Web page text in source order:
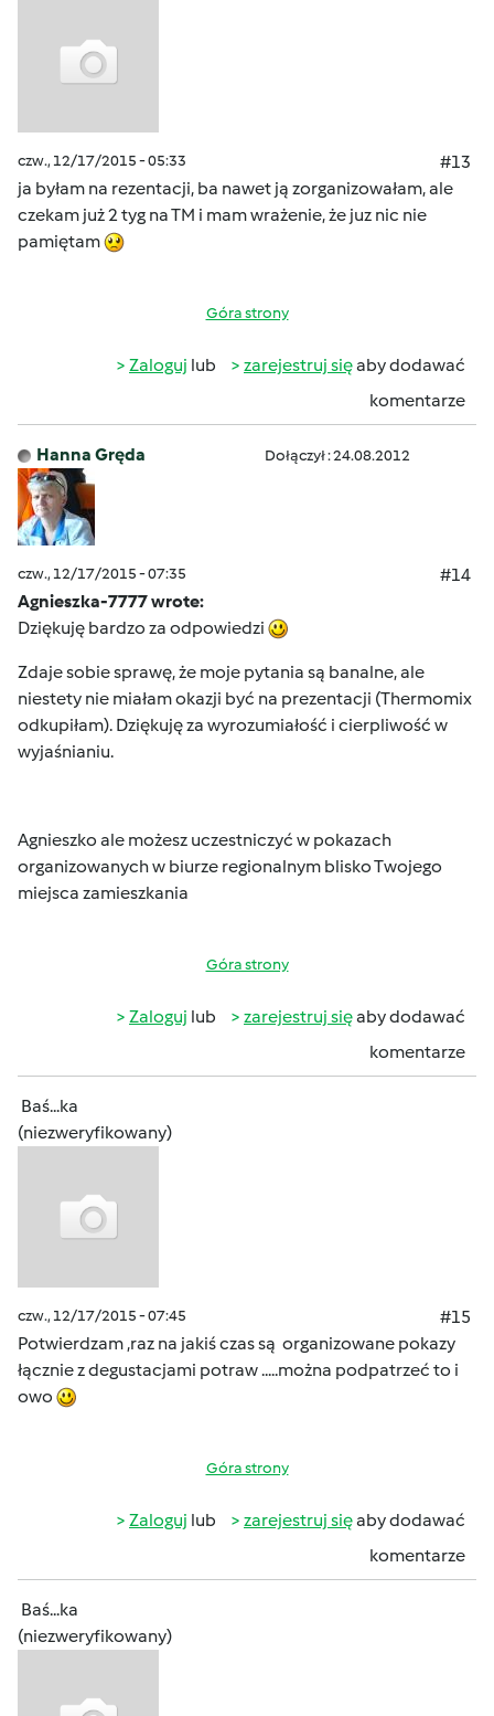
czw., 12/17/2015 - 05:33
#13
ja byłam na rezentacji, ba nawet ją zorganizowałam, ale
czekam już 2 tyg na TM i mam wrażenie, że juz nic nie
pamiętam
Góra strony
Zaloguj lub zarejestruj sięaby dodawać
komentarze
Hanna Gręda Dołączył : 24.08.2012
czw., 12/17/2015 - 07:35
#14
Agnieszka-7777 wrote:
Dziękuję bardzo za odpowiedzi
Zdaje sobie sprawę, że moje pytania są banalne, ale
niestety nie miałam okazji być na prezentacji (Thermomix
odkupiłam). Dziękuję za wyrozumiałość i cierpliwość w
wyjaśnianiu.
Agnieszko ale możesz uczestniczyć w pokazach
organizowanych w biurze regionalnym blisko Twojego
miejsca zamieszkania
Góra strony
Zaloguj lub zarejestruj sięaby dodawać
komentarze
Baś...ka
(niezweryfikowany)
czw., 12/17/2015 - 07:45
#15
Potwierdzam ,raz na jakiś czas są organizowane pokazy
łącznie z degustacjami potraw .....można podpatrzeć to i
owo
Góra strony
Zaloguj lub zarejestruj sięaby dodawać
komentarze
Baś...ka
(niezweryfikowany)